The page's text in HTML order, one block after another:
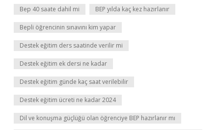
Bep 40 saate dahil mi BEP yılda kaç kez hazırlanır
Bepli öğrencinin sınavını kim yapar
Destek eğitim ders saatinde verilir mi
Destek eğitim ek dersi ne kadar
Destek eğitim günde kaç saat verilebilir
Destek eğitim ücreti ne kadar 2024
Dil ve konuşma güçlüğü olan öğrenciye BEP hazırlanır mı